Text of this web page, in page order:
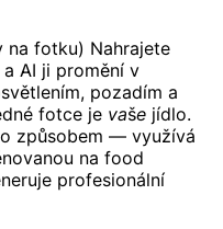
na fotku) Nahrajete
AI ji promění v
pozadím a
fotce je vaše jídlo.
způsobem — využívá
na food
profesionální